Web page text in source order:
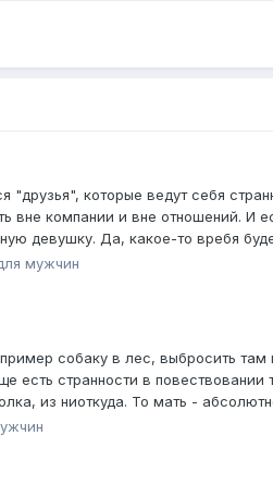
которые ведут себя
вне компании и вне отношений. И
девушку. Да, какое-то вребя
мужчин
собаку в лес, выбросить
есть странности в
из ниоткуда. То мать -